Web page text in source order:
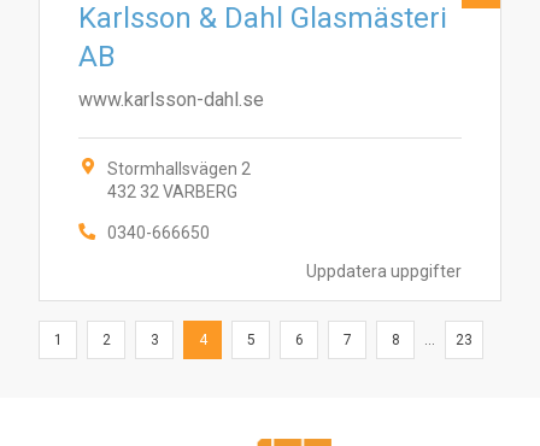
Uppdatera uppgifter
Karlsson & Dahl Glasmästeri
AB
www.karlsson-dahl.se
Stormhallsvägen 2
432 32 VARBERG
0340-666650
1 2 3 4 5 6 7 8 ... 23